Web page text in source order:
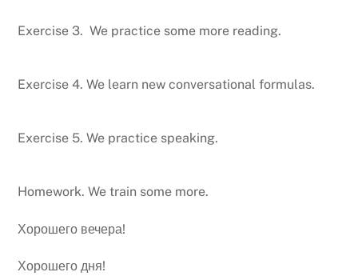
Exercise 3. We practice some more reading.
Exercise 4. We learn new conversational formulas.
Exercise 5. We practice speaking.
Homework. We train some more.
Хорошего вечера!
Хорошего дня!